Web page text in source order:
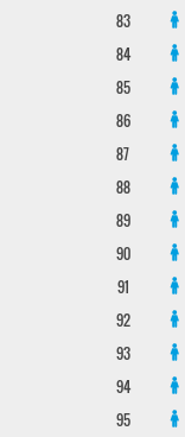
83
84
85
86
87
88
89
90
91
92
93
94
95